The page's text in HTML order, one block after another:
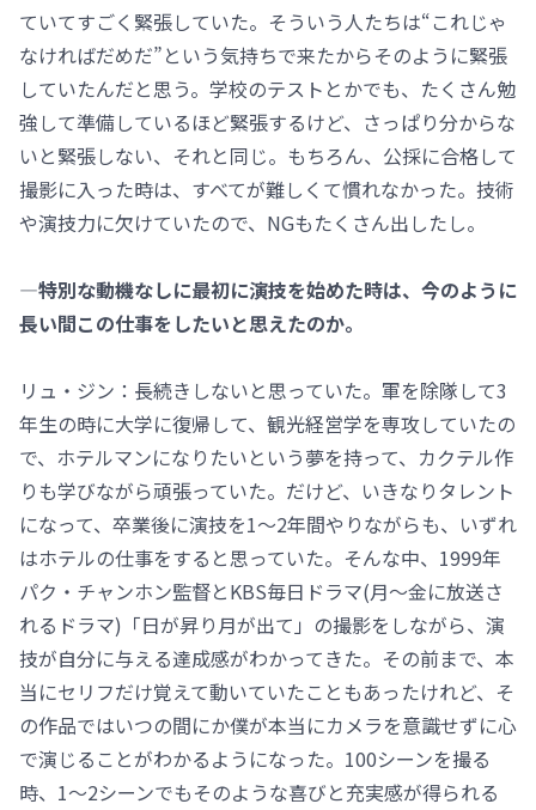
ていてすごく緊張していた。そういう人たちは“これじゃ
なければだめだ”という気持ちで来たからそのように緊張
していたんだと思う。学校のテストとかでも、たくさん勉
強して準備しているほど緊張するけど、さっぱり分からな
いと緊張しない、それと同じ。もちろん、公採に合格して
撮影に入った時は、すべてが難しくて慣れなかった。技術
や演技力に欠けていたので、NGもたくさん出したし。
―特別な動機なしに最初に演技を始めた時は、今のように
長い間この仕事をしたいと思えたのか。
リュ・ジン：長続きしないと思っていた。軍を除隊して3
年生の時に大学に復帰して、観光経営学を専攻していたの
で、ホテルマンになりたいという夢を持って、カクテル作
りも学びながら頑張っていた。だけど、いきなりタレント
になって、卒業後に演技を1～2年間やりながらも、いずれ
はホテルの仕事をすると思っていた。そんな中、1999年
パク・チャンホン監督とKBS毎日ドラマ(月～金に放送さ
れるドラマ)「日が昇り月が出て」の撮影をしながら、演
技が自分に与える達成感がわかってきた。その前まで、本
当にセリフだけ覚えて動いていたこともあったけれど、そ
の作品ではいつの間にか僕が本当にカメラを意識せずに心
で演じることがわかるようになった。100シーンを撮る
時、1～2シーンでもそのような喜びと充実感が得られる